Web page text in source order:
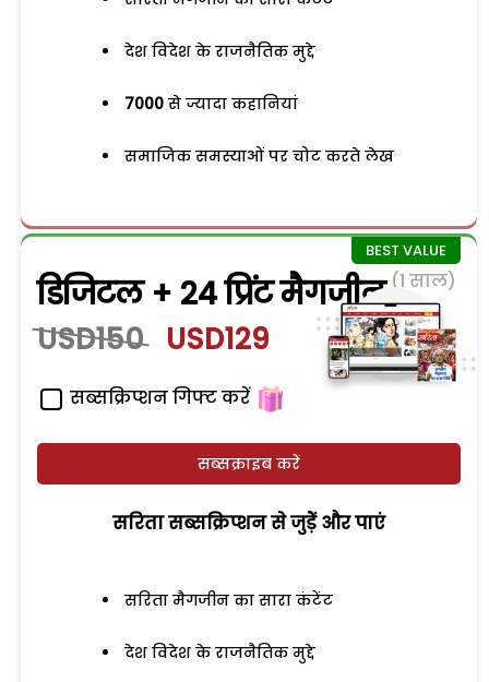
देश विदेश के राजनैतिक मुद्दे
7000 से ज्यादा कहानियां
समाजिक समस्याओं पर चोट करते लेख
डिजिटल + 24 प्रिंट मैगजीन (1 साल)
USD150 USD129
सब्सक्रिप्शन गिफ्ट करें
सब्सक्राइब करें
सरिता सब्सक्रिप्शन से जुड़ेें और पाएं
सरिता मैगजीन का सारा कंटेंट
देश विदेश के राजनैतिक मुद्दे